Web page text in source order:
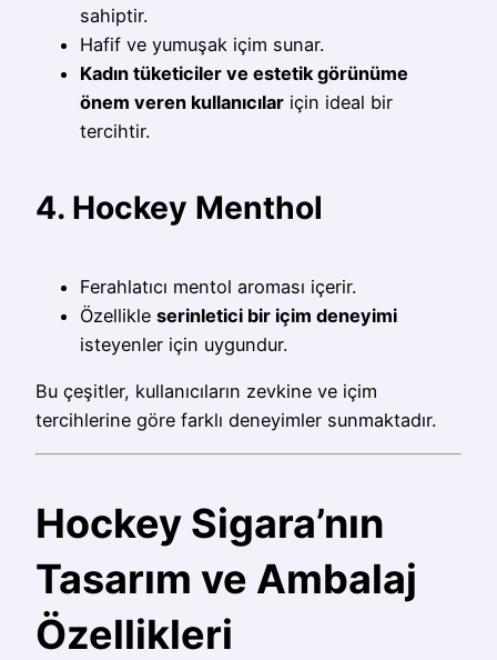
sahiptir.
Hafif ve yumuşak içim sunar.
Kadın tüketiciler ve estetik görünüme
önem veren kullanıcılar için ideal bir
tercihtir.
4. Hockey Menthol
Ferahlatıcı mentol aroması içerir.
Özellikle serinletici bir içim deneyimi
isteyenler için uygundur.
Bu çeşitler, kullanıcıların zevkine ve içim
tercihlerine göre farklı deneyimler sunmaktadır.
Hockey Sigara’nın
Tasarım ve Ambalaj
Özellikleri